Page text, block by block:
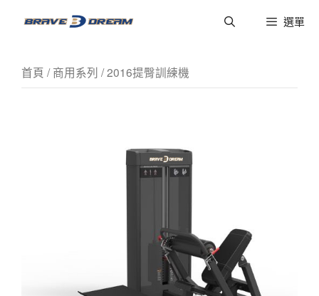
選單
首頁 /商用系列 / 2016提臀訓練機